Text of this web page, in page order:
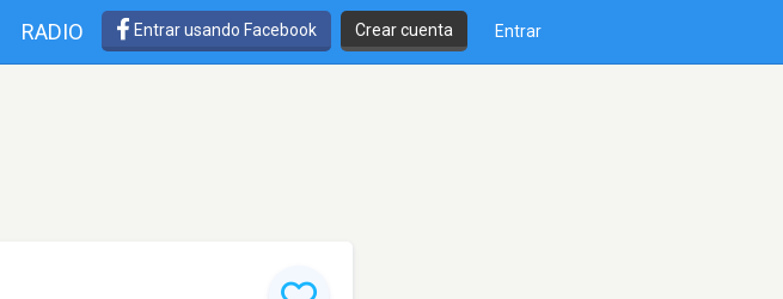
RADIO Entrar usando Facebook Crear cuenta Entrar